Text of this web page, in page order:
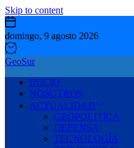
Skip to content
domingo, 9 agosto 2026
GeoSur
INICIO
NOSOTROS
ACTUALIDAD
GEOPOLITICA
DEFENSA
TECNOLOGÍA